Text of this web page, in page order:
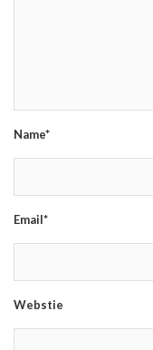
Name*
Email*
Webstie